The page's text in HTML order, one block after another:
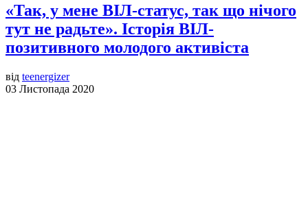
«Так, у мене ВІЛ-статус, так що нічого
тут не радьте». Історія ВІЛ-
позитивного молодого активіста
від teenergizer
03 Листопада 2020